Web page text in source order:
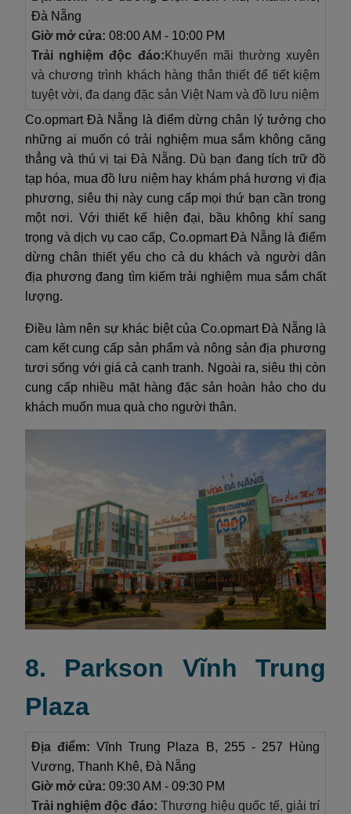
Đà Nẵng
Giờ mở cửa: 08:00 AM - 10:00 PM
Trải nghiệm độc đáo: Khuyến mãi thường xuyên
và chương trình khách hàng thân thiết để tiết kiệm
tuyệt vời, đa dạng đặc sản Việt Nam và đồ lưu niệm
Co.opmart Đà Nẵng là điểm dừng chân lý tưởng cho
những ai muốn có trải nghiệm mua sắm không căng
thẳng và thú vị tại Đà Nẵng. Dù bạn đang tích trữ đồ
tạp hóa, mua đồ lưu niệm hay khám phá hương vị địa
phương, siêu thị này cung cấp mọi thứ bạn cần trong
một nơi. Với thiết kế hiện đại, bầu không khí sang
trọng và dịch vụ cao cấp, Co.opmart Đà Nẵng là điểm
dừng chân thiết yếu cho cả du khách và người dân
địa phương đang tìm kiếm trải nghiệm mua sắm chất
lượng.
Điều làm nên sự khác biệt của Co.opmart Đà Nẵng là
cam kết cung cấp sản phẩm và nông sản địa phương
tươi sống với giá cả cạnh tranh. Ngoài ra, siêu thị còn
cung cấp nhiều mặt hàng đặc sản hoàn hảo cho du
khách muốn mua quà cho người thân.
8. Parkson Vĩnh Trung
Plaza
Địa điểm: Vĩnh Trung Plaza B, 255 - 257 Hùng
Vương, Thanh Khê, Đà Nẵng
Giờ mở cửa: 09:30 AM - 09:30 PM
Trải nghiệm độc đáo: Thương hiệu quốc tế, giải trí